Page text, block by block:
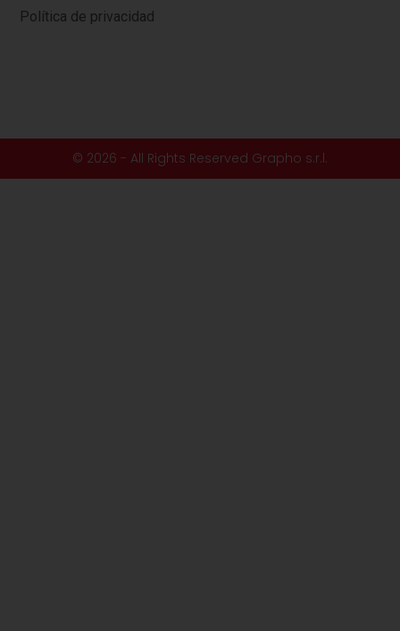
Política de privacidad
© 2026 - All Rights Reserved Grapho s.r.l.